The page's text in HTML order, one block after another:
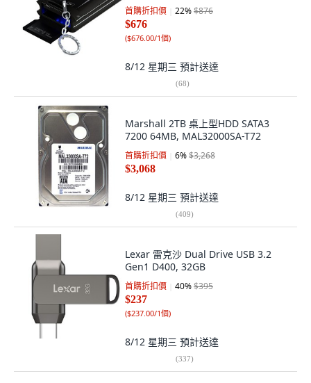
首購折扣價 22%$876
$676
($676.00/1個)
8/12 星期三 預計送達
(68)
Marshall 2TB 桌上型HDD SATA3
7200 64MB, MAL32000SA-T72
首購折扣價 6%$3,268
$3,068
8/12 星期三 預計送達
(409)
Lexar 雷克沙 Dual Drive USB 3.2
Gen1 D400, 32GB
首購折扣價 40%$395
$237
($237.00/1個)
8/12 星期三 預計送達
(337)